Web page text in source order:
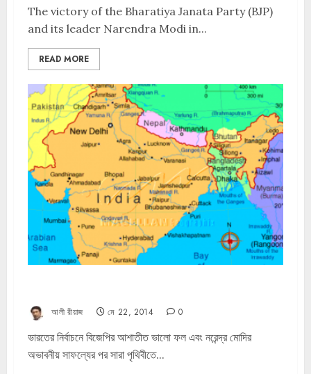
The victory of the Bharatiya Janata Party (BJP)
and its leader Narendra Modi in...
READ MORE
আলী রীয়াজ মে 22, 2014 0
ভারতের নির্বাচনে বিজেপির আশাতীত ভালো ফল এবং নরেন্দ্র মোদির
অভাবনীয় সাফল্যের পর সারা পৃথিবীতে...